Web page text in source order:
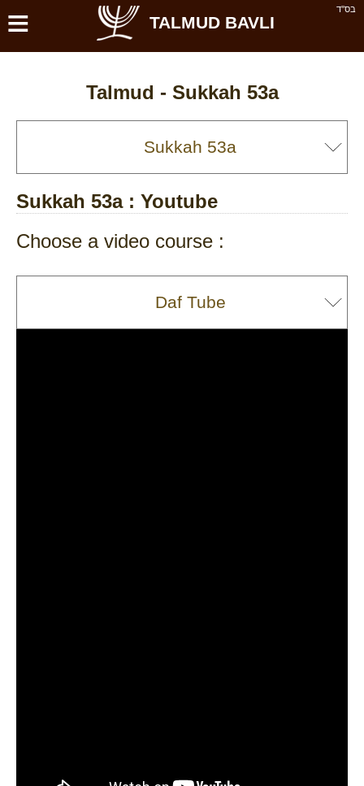
בס''ד ≡ TALMUD BAVLI
Talmud - Sukkah 53a
Sukkah 53a: Youtube
Choose a video course :